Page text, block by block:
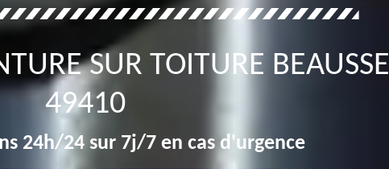
SUR TOITURE BEAUSSE
49410
24h/24 sur 7j/7 en cas d'urgence